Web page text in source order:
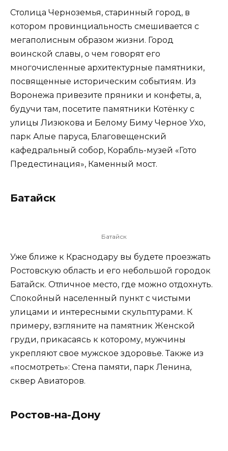
Столица Черноземья, старинный город, в
котором провинциальность смешивается с
мегаполисным образом жизни. Город
воинской славы, о чем говорят его
многочисленные архитектурные памятники,
посвященные историческим событиям. Из
Воронежа привезите пряники и конфеты, а,
будучи там, посетите памятники Котёнку с
улицы Лизюкова и Белому Биму Черное Ухо,
парк Алые паруса, Благовещенский
кафедральный собор, Корабль-музей «Гото
Предестинация», Каменный мост.
Батайск
Батайск
Уже ближе к Краснодару вы будете проезжать
Ростовскую область и его небольшой городок
Батайск. Отличное место, где можно отдохнуть.
Спокойный населенный пункт с чистыми
улицами и интересными скульптурами. К
примеру, взгляните на памятник Женской
груди, прикасаясь к которому, мужчины
укрепляют свое мужское здоровье. Также из
«посмотреть»: Стена памяти, парк Ленина,
сквер Авиаторов.
Ростов-на-Дону